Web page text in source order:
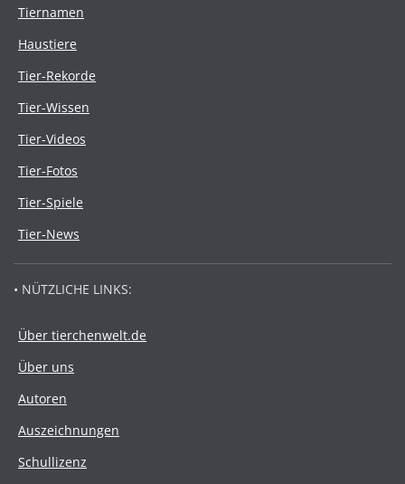
Tiernamen
Haustiere
Tier-Rekorde
Tier-Wissen
Tier-Videos
Tier-Fotos
Tier-Spiele
Tier-News
• NÜTZLICHE LINKS:
Über tierchenwelt.de
Über uns
Autoren
Auszeichnungen
Schullizenz